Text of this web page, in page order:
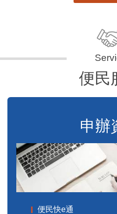
便民
申辦
便民快e通